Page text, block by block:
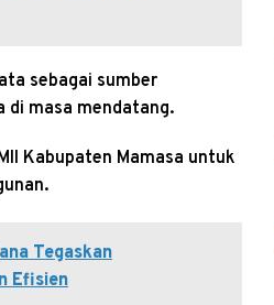
sebagai sumber
di masa mendatang.
Kabupaten Mamasa untuk
Tegaskan
Efisien